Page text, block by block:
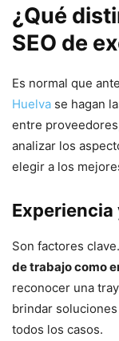
¿Qué
SEO de
Es normal que
Huelva se hagan
entre
analizar los
elegir a los
Son factores clave.
de trabajo como
reconocer una
brindar
todos los casos.